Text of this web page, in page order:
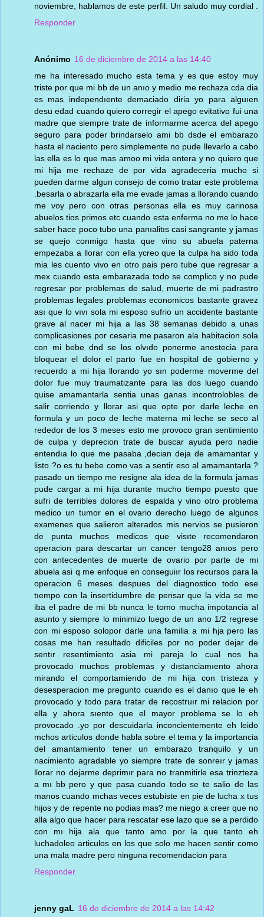
noviembre, hablamos de este perfil. Un saludo muy cordial .
Responder
Anónimo 16 de diciembre de 2014 a las 14:40
me ha interesado mucho esta tema y es que estoy muy
triste por que mi bb de un anıo y medio me rechaza cda dia
es mas independıente demaciado diria yo para alguıen
desu edad cuando quiero corregir el apego evitativo fui una
madre que siempre trate de informarme acerca del apego
seguro para poder brindarselo ami bb dsde el embarazo
hasta el naciento pero simplemente no pude llevarlo a cabo
las ella es lo que mas amoo mi vida entera y no quiero que
mi hija me rechaze de por vida agradeceria mucho si
pueden darme algun consejo de como tratar este problema
.besarla o abrazarla ella me evade jamas a llorando cuando
me voy pero con otras personas ella es muy carinosa
abuelos tios primos etc cuando esta enferma no me lo hace
saber hace poco tubo una panıalitıs casi sangrante y jamas
se quejo conmigo hasta que vino su abuela paterna
empezaba a llorar con ella ycreo que la culpa ha sido toda
mia les cuento vivo en otro pais pero tube que regresar a
mex cuando esta embarazada todo se complico y no pude
regresar por problemas de salud, muerte de mi padrastro
problemas legales problemas economicos bastante gravez
ası que lo vıvı sola mi esposo sufrio un accidente bastante
grave al nacer mi hija a las 38 semanas debido a unas
complicasiones por cesaria me pasaron ala habitacion sola
con mi bebe dnd se los olvıdo ponerme anestecia para
bloquear el dolor el parto fue en hospital de gobierno y
recuerdo a mi hija llorando yo sın poderme moverme del
dolor fue muy traumatizante para las dos luego cuando
quise amamantarla sentia unas ganas incontrolobles de
salir corriendo y llorar asi que opte por darle leche en
formula y un poco de leche materna mi leche se seco al
rededor de los 3 meses esto me provoco gran sentimiento
de culpa y deprecion trate de buscar ayuda pero nadie
entendıa lo que me pasaba ,decian deja de amamantar y
listo ?o es tu bebe como vas a sentir eso al amamantarla ?
pasado un tiempo me resigne ala idea de la formula jamas
pude cargar a mi hija durante mucho tiempo puesto que
sufri de terribles dolores de espalda y vino otro problema
medico un tumor en el ovario derecho luego de algunos
examenes que salieron alterados mis nervios se pusieron
de punta muchos medicos que visıte recomendaron
operacion para descartar un cancer tengo28 anıos pero
con antecedentes de muerte de ovario por parte de mi
abuela asi q me enfoque en conseguiır los recursos para la
operacion 6 meses despues del diagnostico todo ese
tıempo con la insertidumbre de pensar que la vida se me
iba el padre de mi bb nunca le tomo mucha impotancia al
asunto y siempre lo minimizo luego de un ano 1/2 regrese
con mi esposo solopor darle una familia a mi hja pero las
cosas me han resultado dificiles por no poder dejar de
sentır resentimiento asia mi pareja lo cual nos ha
provocado muchos problemas y dıstanciamıento ahora
mirando el comportamiendo de mi hija con tristeza y
desesperacion me pregunto cuando es el danıo que le eh
provocado y todo para tratar de recostruır mi relacion por
ella y ahora sıento que el mayor problema se lo eh
provocado .yo por descuidarla inconcientemente eh leido
mchos articulos donde habla sobre el tema y la importancia
del amantamiento tener un embarazo tranquilo y un
nacimiento agradable yo siempre trate de sonreır y jamas
llorar no dejarme deprimır para no tranmitirle esa trinzteza
a mı bb pero y que pasa cuando todo se te salio de las
manos cuando mchas veces estubiste en pie de lucha x tus
hijos y de repente no podias mas? me niego a creer que no
alla algo que hacer para rescatar ese lazo que se a perdido
con mı hija ala que tanto amo por la que tanto eh
luchadoleo articulos en los que solo me hacen sentir como
una mala madre pero ninguna recomendacion para
Responder
jenny gaL 16 de diciembre de 2014 a las 14:42